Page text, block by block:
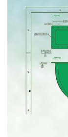
Based on
leading
executives
Sony and
Uses data
marketing
Fortune
annual
In-depth
in small